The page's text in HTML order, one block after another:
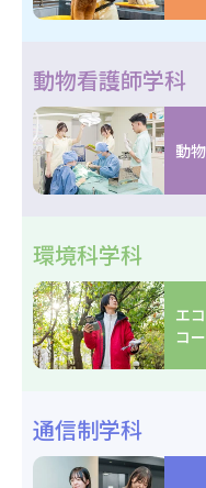
動物看護師学科
動
環境科学科
エ
コ
通信制学科